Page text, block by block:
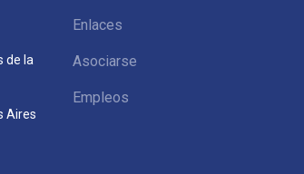
de la
Aires
Enlaces
Asociarse
Empleos